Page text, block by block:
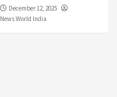
December 12, 2025
News World India